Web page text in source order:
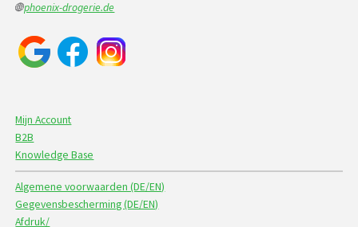
🌐phoenix-drogerie.de
Mijn Account
B2B
Knowledge Base
Algemene voorwaarden (DE/EN)
Gegevensbescherming (DE/EN)
Afdruk/